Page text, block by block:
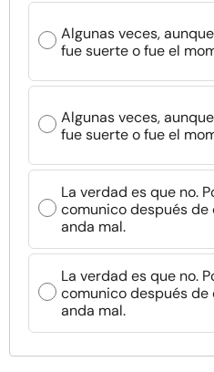
Algunas veces,
fue suerte o fue el
Algunas veces,
fue suerte o fue el
La verdad es que no.
comunico después
anda mal.
La verdad es que no.
comunico después
anda mal.